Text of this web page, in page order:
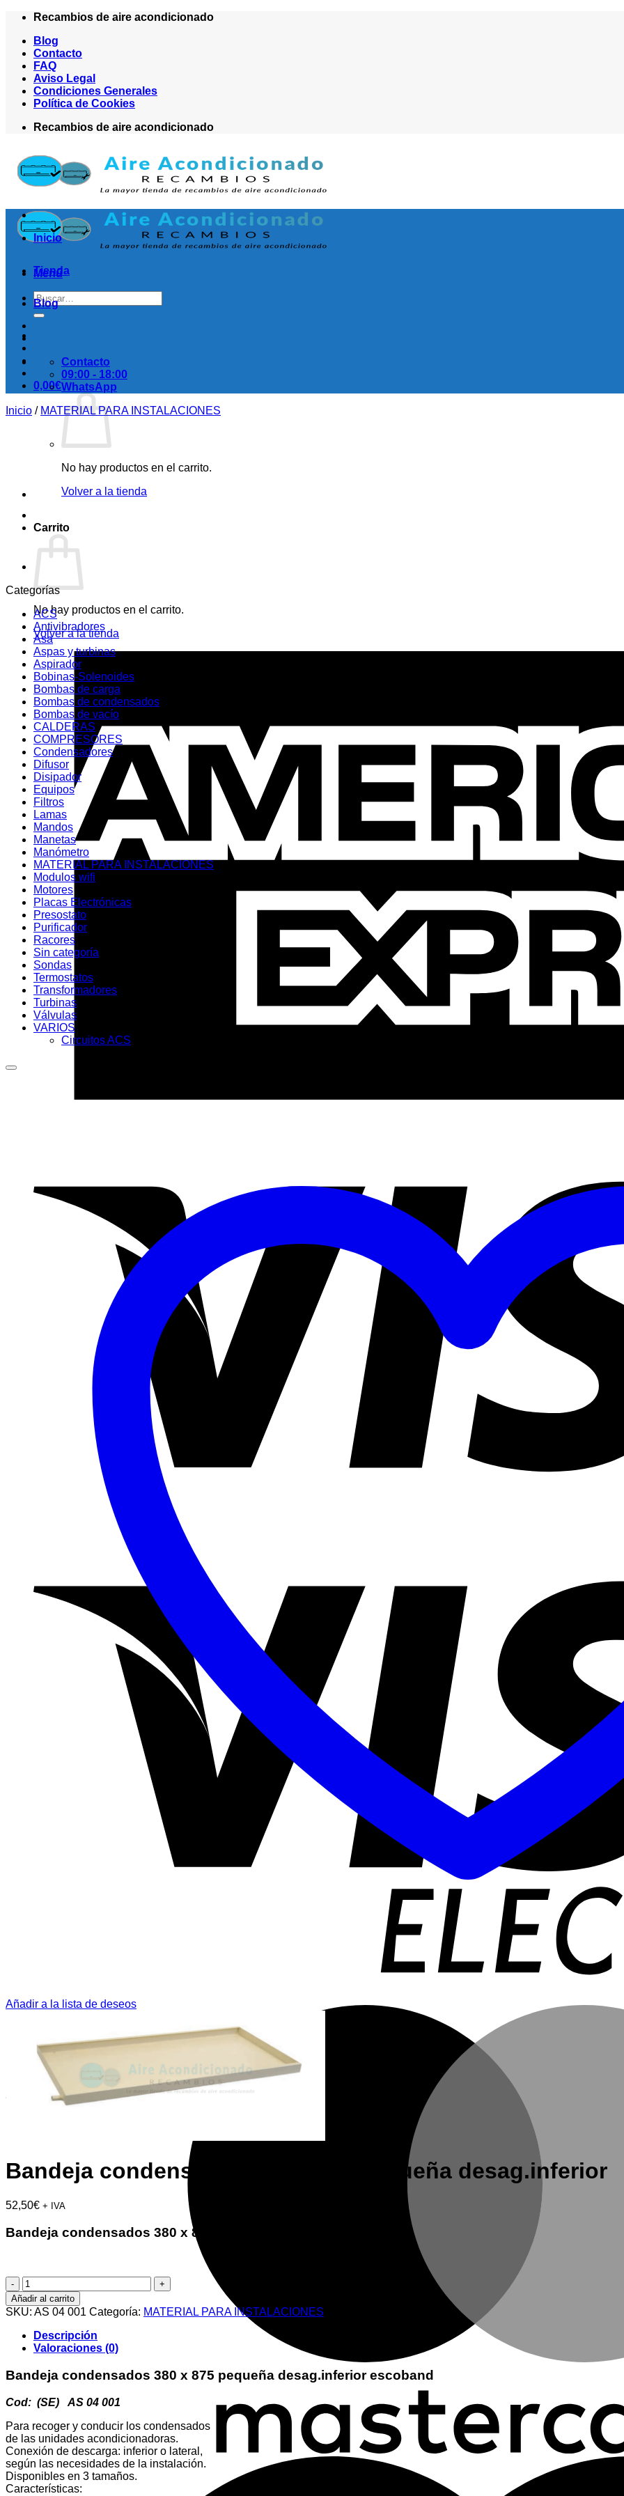
Saltar
contenido
Recambios de aire acondicionado
Blog
Contacto
FAQ
Aviso Legal
Condiciones Generales
Política de Cookies
Recambios de aire acondicionado
Menú
Buscar
por:
0,00€
No hay productos en el carrito.
Volver a la tienda
Carrito
No hay productos en el carrito.
Volver a la tienda
Inicio
Tienda
Blog
Contacto
09:00 - 18:00
WhatsApp
Inicio / MATERIAL PARA INSTALACIONES
Categorías
ACS
Antivibradores
Asa
Aspas y turbinas
Aspirador
Bobinas-Solenoides
Bombas de carga
Bombas de condensados
Bombas de vacío
CALDERAS
COMPRESORES
Condensadores
Difusor
Disipador
Equipos
Filtros
Lamas
Mandos
Manetas
Manómetro
MATERIAL PARA INSTALACIONES
Modulos wifi
Motores
Placas Electrónicas
Presostato
Purificador
Racores
Sin categoría
Sondas
Termostatos
Transformadores
Turbinas
Válvulas
VARIOS
Circuitos ACS
Añadir a la lista de deseos
Bandeja condensados 380 x 875 pequeña desag.inferior
52,50€ + IVA
Bandeja condensados 380 x 875 pequeña desag.inferior
Bandeja
condensados
380
x
875
pequeña
desag.inferior
cantidad
Añadir al carrito
SKU: AS 04 001 Categoría: MATERIAL PARA INSTALACIONES
Descripción
Valoraciones (0)
Bandeja condensados 380 x 875 pequeña desag.inferior escoband
Cod: (SE) AS 04 001
Para recoger y conducir los condensados
de las unidades acondicionadoras.
Conexión de descarga: inferior o lateral,
según las necesidades de la instalación.
Disponibles en 3 tamaños.
Características: